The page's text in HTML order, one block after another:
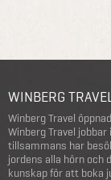
WINBERG
Winberg Travel
Winberg Travel
tillsammans har
jordens alla hörn och
kunskap för att boka